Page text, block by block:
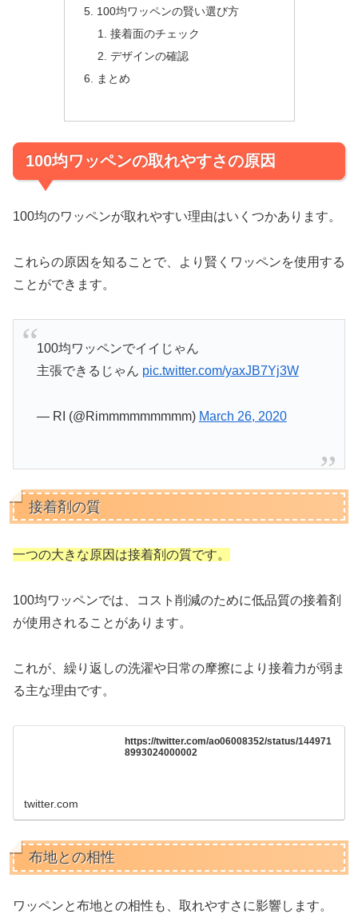
100均ワッペンの賢い選び方
接着面のチェック
デザインの確認
まとめ
100均ワッペンの取れやすさの原因
100均のワッペンが取れやすい理由はいくつかあります。
これらの原因を知ることで、より賢くワッペンを使用する
ことができます。
100均ワッペンでイイじゃん
主張できるじゃん pic.twitter.com/yaxJB7Yj3W
— RI (@Rimmmmmmmmm) March 26, 2020
接着剤の質
一つの大きな原因は接着剤の質です。
100均ワッペンでは、コスト削減のために低品質の接着剤
が使用されることがあります。
これが、繰り返しの洗濯や日常の摩擦により接着力が弱ま
る主な理由です。
https://twitter.com/ao06008352/status/144971
8993024000002
twitter.com
布地との相性
ワッペンと布地との相性も、取れやすさに影響します。